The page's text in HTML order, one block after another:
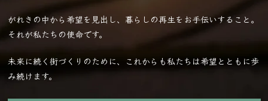
がれきの中から希望を見出し、暮らしの再生をお手伝いすること。
それが私たちの使命です。
未来に続く街づくりのために、これからも私たちは希望とともに歩
み続けます。